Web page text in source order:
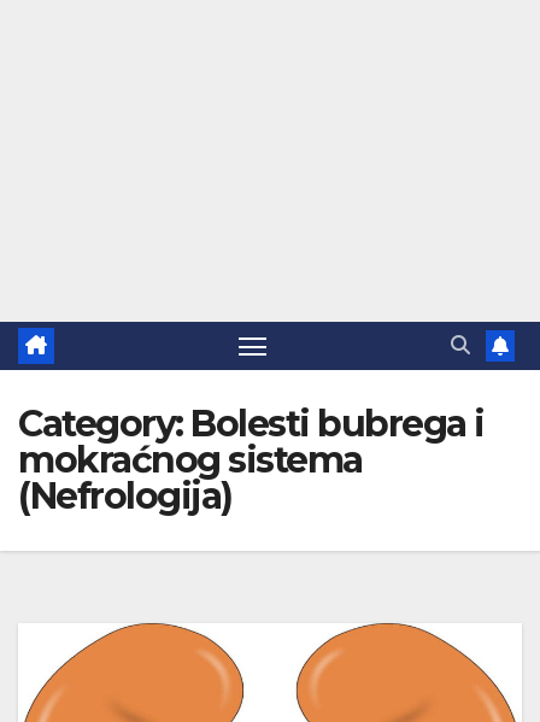
Category: Bolesti bubrega i
mokraćnog sistema
(Nefrologija)